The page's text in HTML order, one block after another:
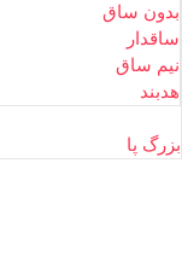
بدون ساق
ساقدار
نیم ساق
هدبند
بزرگ پا